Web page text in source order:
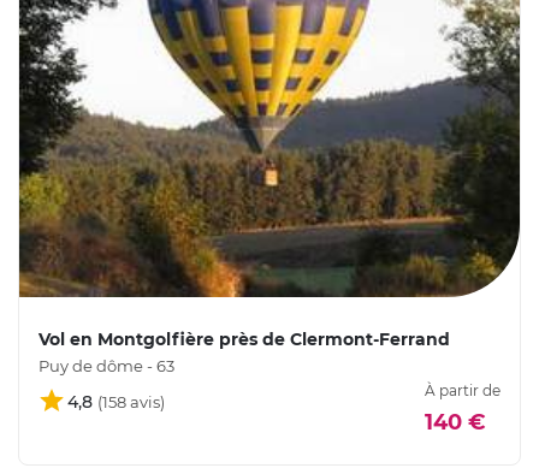
Vol en Montgolfière près de Clermont-Ferrand
Puy de dôme - 63
4,8
À partir de
140 €